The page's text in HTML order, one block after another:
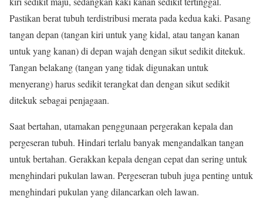
Pastikan berat tubuh terdistribusi merata pada kedua kaki. Pasang
tangan depan (tangan kiri untuk yang kidal, atau tangan kanan
untuk yang kanan) di depan wajah dengan sikut sedikit ditekuk.
Tangan belakang (tangan yang tidak digunakan untuk
menyerang) harus sedikit terangkat dan dengan sikut sedikit
ditekuk sebagai penjagaan.
Saat bertahan, utamakan penggunaan pergerakan kepala dan
pergeseran tubuh. Hindari terlalu banyak mengandalkan tangan
untuk bertahan. Gerakkan kepala dengan cepat dan sering untuk
menghindari pukulan lawan. Pergeseran tubuh juga penting untuk
menghindari pukulan yang dilancarkan oleh lawan.